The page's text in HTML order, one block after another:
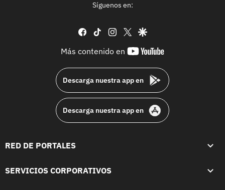
Síguenos en:
facebook
tiktok instagram
twittergoogle
Más contenido en
youtube-
Descarga nuestra app en
Descarga nuestra app en
RED DE PORTALES
SERVICIOS CORPORATIVOS